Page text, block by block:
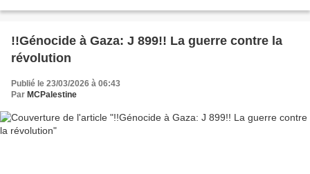
!!Génocide à Gaza: J 899!! La guerre contre la
révolution
Publié le 23/03/2026 à 06:43
Par MCPalestine